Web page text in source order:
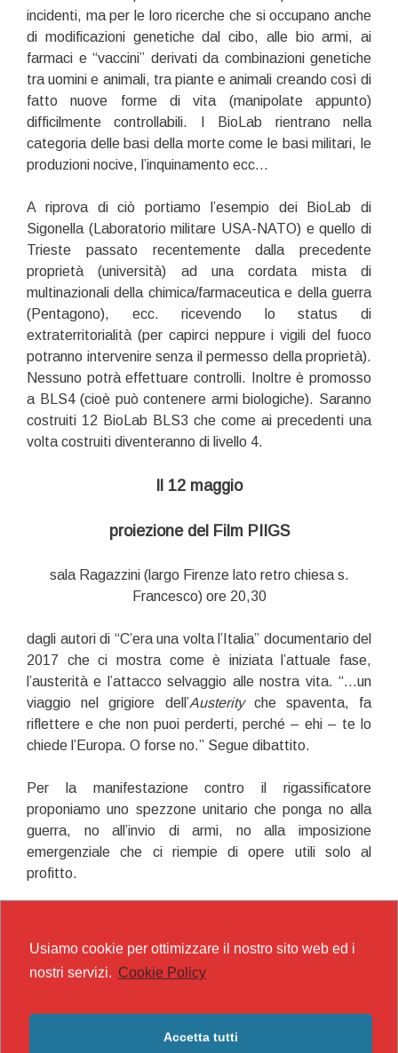
incidenti, ma per le loro ricerche che si occupano anche
di modificazioni genetiche dal cibo, alle bio armi, ai
farmaci e “vaccini” derivati da combinazioni genetiche
tra uomini e animali, tra piante e animali creando così di
fatto nuove forme di vita (manipolate appunto)
difficilmente controllabili. I BioLab rientrano nella
categoria delle basi della morte come le basi militari, le
produzioni nocive, l’inquinamento ecc…
A riprova di ciò portiamo l’esempio dei BioLab di
Sigonella (Laboratorio militare USA-NATO) e quello di
Trieste passato recentemente dalla precedente
proprietà (università) ad una cordata mista di
multinazionali della chimica/farmaceutica e della guerra
(Pentagono), ecc. ricevendo lo status di
extraterritorialità (per capirci neppure i vigili del fuoco
potranno intervenire senza il permesso della proprietà).
Nessuno potrà effettuare controlli. Inoltre è promosso
a BLS4 (cioè può contenere armi biologiche). Saranno
costruiti 12 BioLab BLS3 che come ai precedenti una
volta costruiti diventeranno di livello 4.
Il 12 maggio
proiezione del Film PIIGS
sala Ragazzini (largo Firenze lato retro chiesa s.
Francesco) ore 20,30
dagli autori di “C’era una volta l’Italia” documentario del
2017
che ci mostra come è iniziata l’attuale fase,
l’austerità e l’attacco selvaggio alle nostra vita. “…un
viaggio nel grigiore dell’Austerityche spaventa, fa
riflettere e che non puoi perderti, perché – ehi – te lo
chiede l’Europa. O forse no.” Segue dibattito.
Per la manifestazione contro il rigassificatore
proponiamo uno spezzone unitario che ponga no alla
guerra, no all’invio di armi, no alla imposizione
emergenziale che ci riempie di opere utili solo al
profitto.
centri commerciali per orientare il consumo verso le
“cattedrali commerciali”, per “abbellire” e nascondere la
“oggetti del desiderio” ed indebitarsi per possederle.
Usiamo cookie per ottimizzare il nostro sito web ed i
nostri servizi. Cookie Policy
Accetta tutti